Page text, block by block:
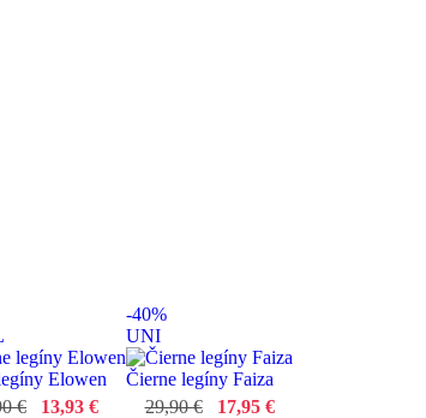
Elowen
€
13,93 €
-40%
UNI
Čierne legíny Faiza
29,90 €
17,95 €